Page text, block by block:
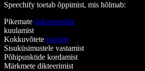
Speechify toetab õppimist, mis hõlmab:
Pikemate dokumentide
kuulamist
Kokkuvõtete loomist
Sisuküsimustele vastamist
Põhipunktide kordamist
Märkmete dikteerimist